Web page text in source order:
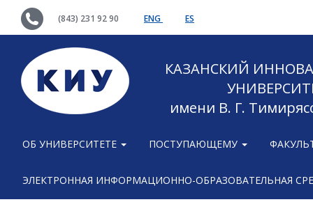
(843) 231 92 90 ENG ES
КАЗАНСКИЙ
имени В. Г.
ОБ УНИВЕРСИТЕТЕ ПОСТУПАЮЩЕМУ
ЭЛЕКТРОННАЯ ИНФОРМАЦИОННО-ОБРАЗОВАТЕЛЬНАЯ